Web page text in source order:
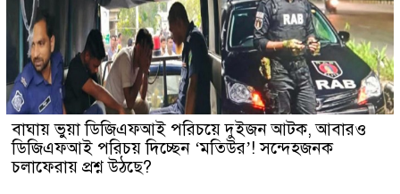
বাঘায় ভুয়া ডিজিএফআই পরিচয়ে দুইজন আটক, আবারও
ডিজিএফআই পরিচয় দিচ্ছেন ‘মতিউর’! সন্দেহজনক
চলাফেরায় প্রশ্ন উঠছে?